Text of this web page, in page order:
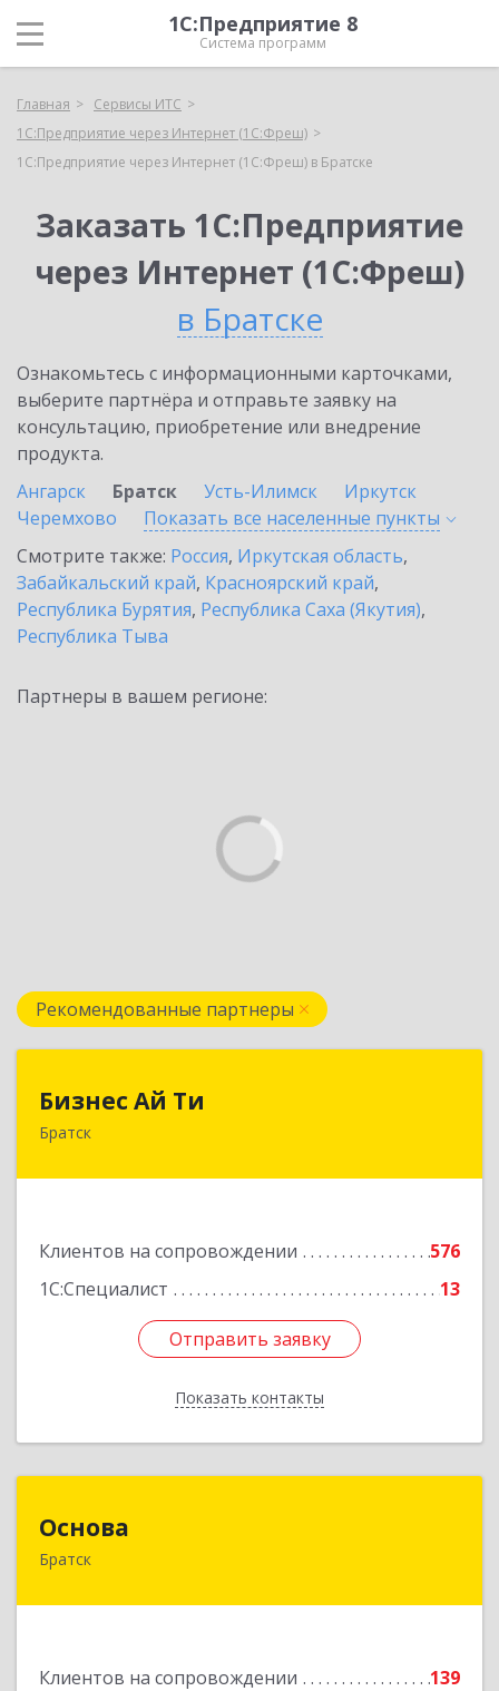
1С:Предприятие 8
Система программ
Главная
Сервисы ИТС
1С:Предприятие через Интернет (1С:Фреш)
1С:Предприятие через Интернет (1С:Фреш) в Братске
Заказать 1С:Предприятие
через Интернет (1С:Фреш)
в Братске
Ознакомьтесь с информационными карточками,
выберите партнёра и отправьте заявку на
консультацию, приобретение или внедрение
продукта.
Ангарск
Братск Усть-Илимск
Иркутск
Черемхово
Показать все населенные пункты
Смотрите также: Россия, Иркутская область,
Забайкальский край, Красноярский край,
Республика Бурятия, Республика Саха (Якутия),
Республика Тыва
Партнеры в вашем регионе:
Рекомендованные партнеры
Бизнес Ай Ти
Братск
Клиентов на сопровождении
576
1С:Специалист
13
Отправить заявку
Показать контакты
665717, Иркутская обл, Братск г, Центральный
Отправить заявку
Назад
Основа
Братск
Клиентов на сопровождении
139